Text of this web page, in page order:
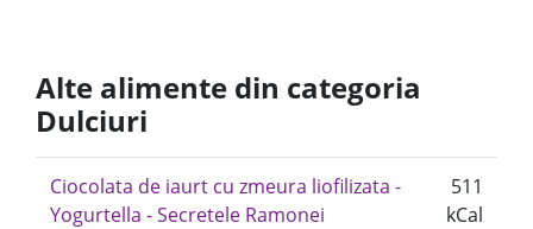
Alte alimente din categoria
Dulciuri
Ciocolata de iaurt cu zmeura liofilizata -
Yogurtella - Secretele Ramonei
511
kCal